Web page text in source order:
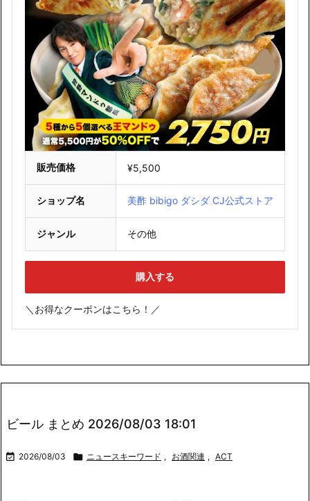
販売価格 ¥5,500
ショップ名 美酢 bibigo ダシダ CJ公式ストア
ジャンル その他
購入する
＼お得なクーポンはこちら！／
ビール まとめ 2026/08/03 18:01
 2026/08/03  ニュースキーワード , お酒関連 , ACT